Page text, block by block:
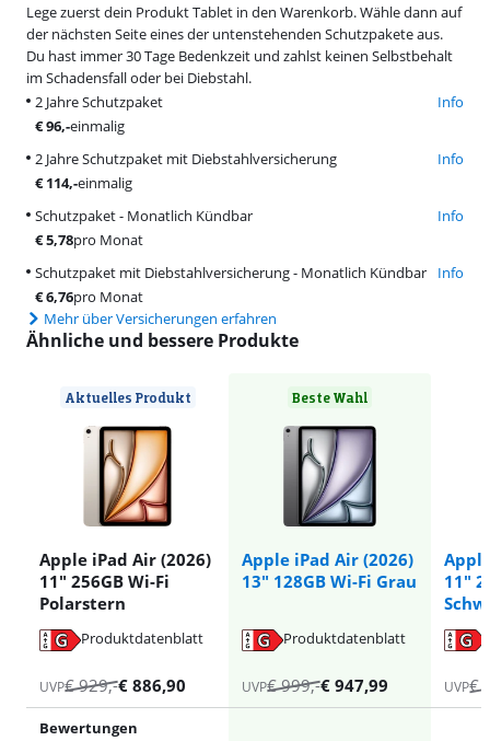
Lege zuerst dein Produkt Tablet in den Warenkorb. Wähle dann auf
der nächsten Seite eines der untenstehenden Schutzpakete aus.
Du hast immer 30 Tage Bedenkzeit und zahlst keinen Selbstbehalt
im Schadensfall oder bei Diebstahl.
2 Jahre Schutzpaket
Info
€96,-einmalig
2 Jahre Schutzpaket mit Diebstahlversicherung
Info
€114,-einmalig
Schutzpaket - Monatlich Kündbar
Info
€5,78pro Monat
Schutzpaket mit Diebstahlversicherung - Monatlich Kündbar
Info
€6,76pro Monat
Mehr über Versicherungen erfahren
Ähnliche und bessere Produkte
Aktuelles Produkt
Apple iPad Air (2026)
11" 256GB Wi-Fi
Polarstern
Beste Wahl
Apple iPad Air (2026)
13" 128GB Wi-Fi Grau
11"
Produktdatenblatt
Produktdatenblatt
UVP€929,-€ 886,90 UVP€999,-€ 947,99 UVP€
Bewertungen